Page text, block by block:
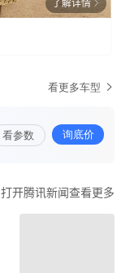
了解详情
打开腾讯新闻查看更多